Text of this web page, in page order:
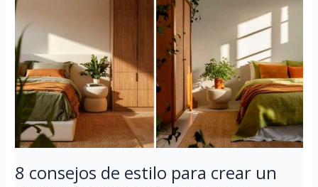
8 consejos de estilo para crear un
de
estilo
para
crear
un
ambiente
refrescante
en
casa